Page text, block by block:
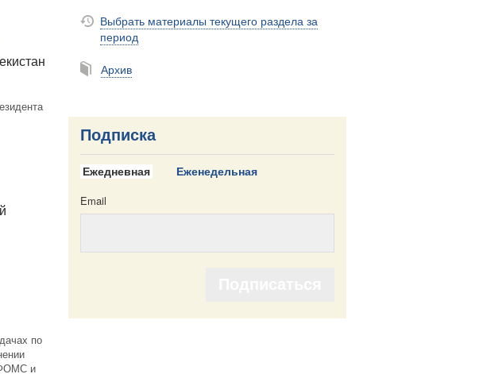
по
и
Выбрать материалы текущего раздела за
период
Архив
Подписка
Ежедневная Еженедельная
Email